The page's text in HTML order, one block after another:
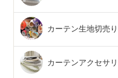
カーテン生地切売り
カーテンアクセサ